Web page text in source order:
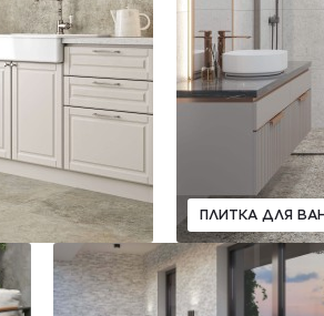
ПЛИТКА ДЛЯ